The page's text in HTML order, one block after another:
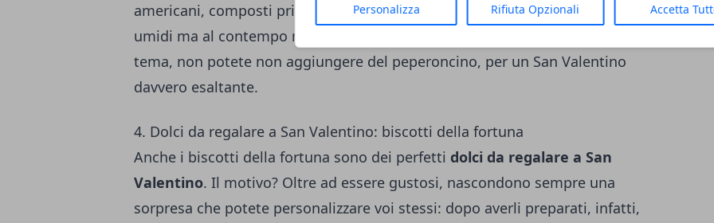
Personalizza Rifiuta Opzionali Accetta
americani, composti principalmente da burro e cioccolato, che li rende
umidi ma al contempo ricchi di gusto. Ovviamente, per renderli più adatti al
tema, non potete non aggiungere del peperoncino, per un San Valentino
davvero esaltante.
4. Dolci da regalare a San Valentino: biscotti della fortuna
Anche i biscotti della fortuna sono dei perfetti dolci da regalare a San
Valentino. Il motivo? Oltre ad essere gustosi, nascondono sempre una
sorpresa che potete personalizzare voi stessi: dopo averli preparati, infatti,